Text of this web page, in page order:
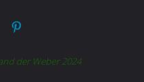
der Weber 2024